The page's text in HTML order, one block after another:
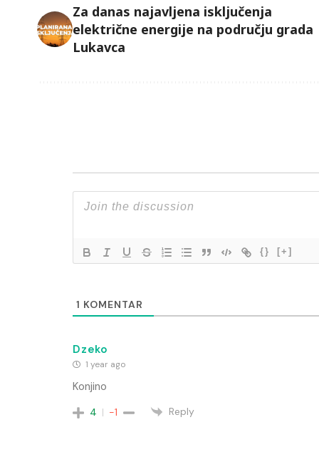
Za danas najavljena isključenja
električne energije na području grada
Lukavca
{} [+]
1 KOMENTAR
Dzeko
1 year ago
Konjino
4 -1 Reply